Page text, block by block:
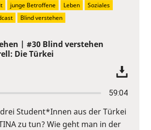
| #30 Blind verstehen
Die Türkei
59:04
Student*Innen aus der Türkei
zu tun? Wie geht man in der
junge Betroffene Leben
Soziales
Blind verstehen